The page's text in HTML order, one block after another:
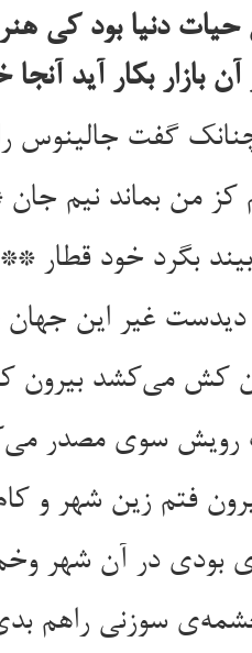
دنیا بود کی
آن بازار بکار آید
گفت جالینوس
کز من بماند نیم
بگرد خود قطار
دیدست غیر این
کش می‌کشد بیرون
رویش سوی مصدر
فتم زین شهر و
بودی در آن شهر
سوزنی راهم